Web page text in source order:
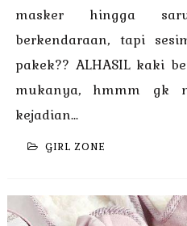
masker hingga
berkendaraan, tapi
pakek?? ALHASIL kaki
mukanya, hmmm gk
kejadian...
GIRL ZONE